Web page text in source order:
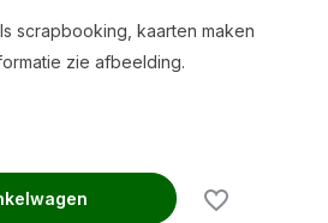
scrapbooking, kaarten maken
zie afbeelding.